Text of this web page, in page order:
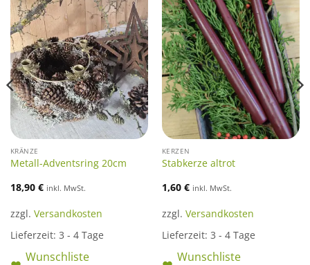
KRÄNZE
Metall-Adventsring 20cm
18,90 € inkl. MwSt.
zzgl. Versandkosten
Lieferzeit: 3 - 4 Tage
Wunschliste
KERZEN
Stabkerze altrot
1,60 € inkl. MwSt.
zzgl. Versandkosten
Lieferzeit: 3 - 4 Tage
Wunschliste